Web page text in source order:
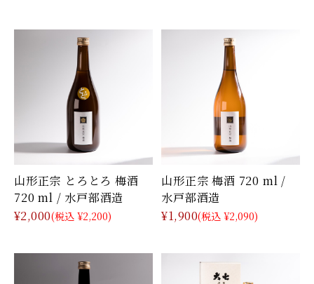
山形正宗 とろとろ 梅酒
720 ml / 水戸部酒造
¥2,000(税込 ¥2,200)
山形正宗 梅酒 720 ml /
水戸部酒造
¥1,900(税込 ¥2,090)